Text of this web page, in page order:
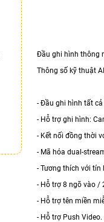
Đầu ghi hình thông
Thông số kỹ thuật
- Đầu ghi hình tất cả
- Hỗ trợ ghi hình:
- Kết nối đồng thời
- Mã hóa dual-
- Tương thích với tín
- Hỗ trợ 8 ngõ vào /
- Hỗ trợ tên miền
- Hỗ trợ Push Video.